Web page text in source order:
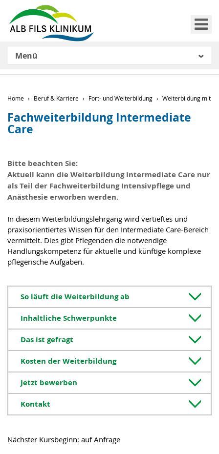
Menü
Home Beruf & Karriere Fort- und Weiterbildung Weiterbildung mit
Fachweiterbildung Intermediate
Care
Bitte beachten Sie:
Aktuell kann die Weiterbildung Intermediate Care nur
als Teil der Fachweiterbildung Intensivpflege und
Anästhesie erworben werden.
In diesem Weiterbildungslehrgang wird vertieftes und
praxisorientiertes Wissen für den Intermediate Care-Bereich
vermittelt. Dies gibt Pflegenden die notwendige
Handlungskompetenz für aktuelle und künftige komplexe
pflegerische Aufgaben.
So läuft die Weiterbildung ab
Inhaltliche Schwerpunkte
Das ist gefragt
Kosten der Weiterbildung
Jetzt bewerben
Kontakt
Nächster Kursbeginn: auf Anfrage